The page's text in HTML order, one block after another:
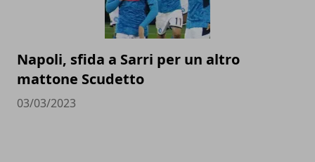
Napoli, sfida a Sarri per un altro
mattone Scudetto
03/03/2023